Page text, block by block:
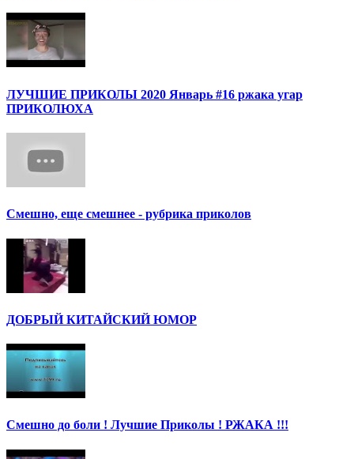
ЛУЧШИЕ ПРИКОЛЫ 2020 Январь #16 ржака угар
ПРИКОЛЮХА
Смешно, еще смешнее - рубрика приколов
ДОБРЫЙ КИТАЙСКИЙ ЮМОР
Смешно до боли ! Лучшие Приколы ! РЖАКА !!!